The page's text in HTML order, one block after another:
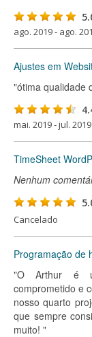
ago. 2019 - ago.
Ajustes em
"ótima qualidade
mai. 2019 - jul. 2019
TimeSheet
Nenhum
Cancelado
Programação de
"O Arthur é
comprometido e
nosso quarto
que sempre
muito! "